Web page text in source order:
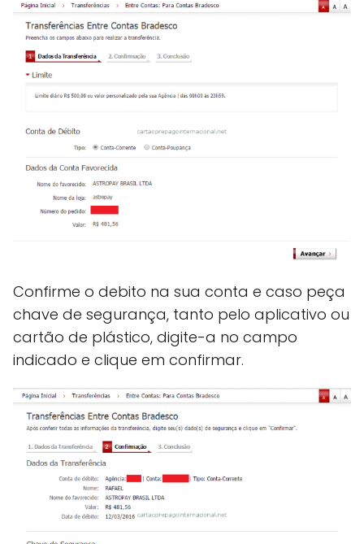
Confirme o debito na sua conta e caso peça
chave de segurança, tanto pelo aplicativo ou
cartão de plástico, digite-a no campo
indicado e clique em confirmar.